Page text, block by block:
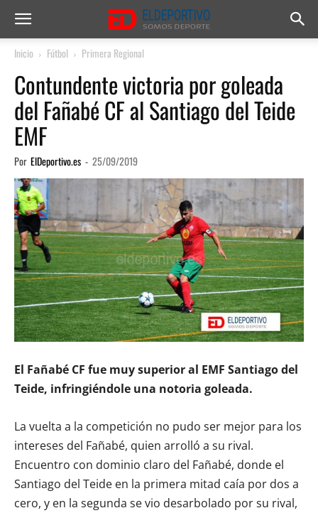
Inicio Fútbol Primera Regional
Contundente victoria por goleada
del Fañabé CF al Santiago del Teide
EMF
Por ElDeportivo.es - 25/09/2019
El Fañabé CF fue muy superior al EMF Santiago del
Teide, infringiéndole una notoria goleada.
La vuelta a la competición no pudo ser mejor para los
intereses del Fañabé, quien arrolló a su rival.
Encuentro con dominio claro del Fañabé, donde el
Santiago del Teide en la primera mitad caía por dos a
cero, y en la segunda se vio desarbolado por su rival,